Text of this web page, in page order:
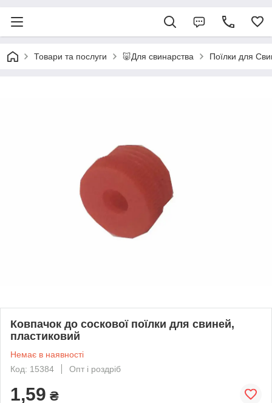
Товари та послуги 🐷Для свинарства Поїлки для
Ковпачок до соскової поїлки для свиней,
пластиковий
Немає в наявності
Код: 15384
Опт і роздріб
1,59 ₴